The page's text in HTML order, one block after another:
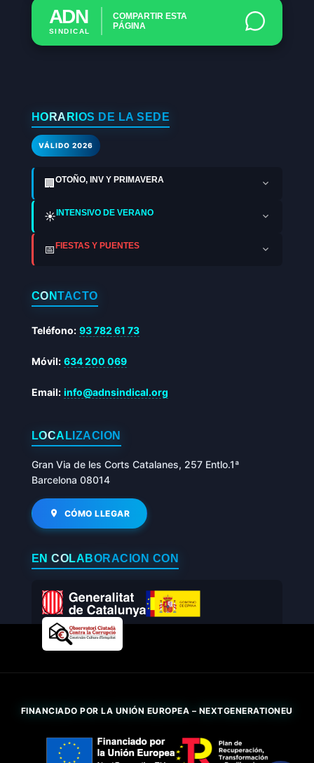
ADN
SINDICAL
COMPARTIR ESTA
PÁGINA
HORARIOS DE LA SEDE
VÁLIDO 2026
🏢OTOÑO, INV Y PRIMAVERA
☀️ INTENSIVO DE VERANO
📅 FIESTAS Y PUENTES
CONTACTO
Teléfono: 93 782 61 73
Móvil: 634 200 069
Email: info@adnsindical.org
LOCALIZACIÓN
Gran Via de les Corts Catalanes, 257 Entlo.1ª
Barcelona 08014
CÓMO LLEGAR
EN COLABORACIÓN CON
FINANCIADO POR LA UNIÓN EUROPEA – NEXTGENERATIONEU